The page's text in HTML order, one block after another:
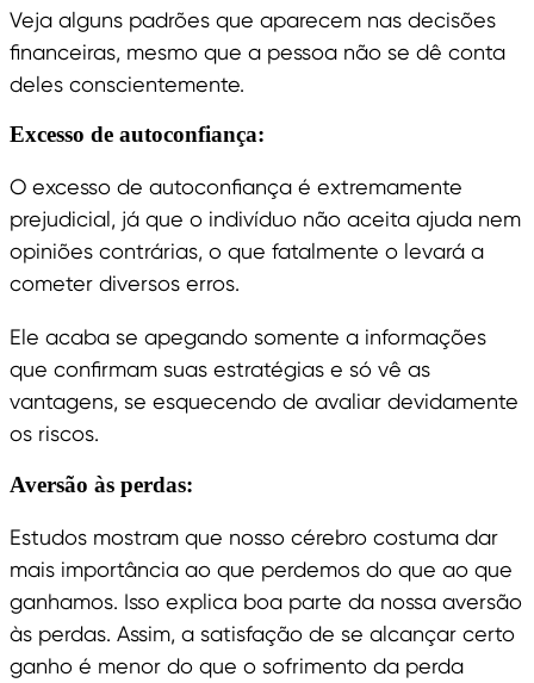
Veja alguns padrões que aparecem nas decisões
financeiras, mesmo que a pessoa não se dê conta
deles conscientemente.
Excesso de autoconfiança:
O excesso de autoconfiança é extremamente
prejudicial, já que o indivíduo não aceita ajuda nem
opiniões contrárias, o que fatalmente o levará a
cometer diversos erros.
Ele acaba se apegando somente a informações
que confirmam suas estratégias e só vê as
vantagens, se esquecendo de avaliar devidamente
os riscos.
Aversão às perdas:
Estudos mostram que nosso cérebro costuma dar
mais importância ao que perdemos do que ao que
ganhamos. Isso explica boa parte da nossa aversão
às perdas. Assim, a satisfação de se alcançar certo
ganho é menor do que o sofrimento da perda